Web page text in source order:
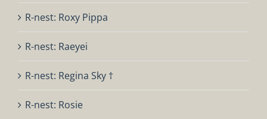
R-nest: Roxy Pippa
R-nest: Raeyei
R-nest: Regina Sky †
R-nest: Rosie